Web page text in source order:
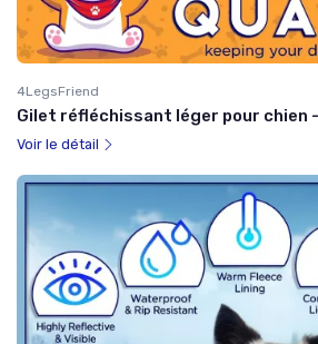
4LegsFriend
Gilet réfléchissant léger pour chien
Voir le détail